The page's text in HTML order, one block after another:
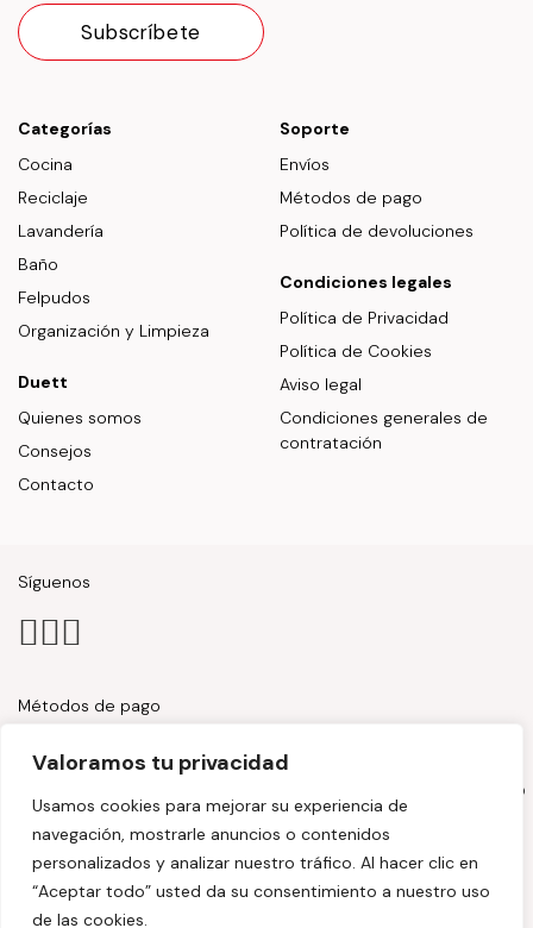
Valoramos tu privacidad
Usamos cookies para mejorar su experiencia de
navegación, mostrarle anuncios o contenidos
personalizados y analizar nuestro tráfico. Al hacer clic en
“Aceptar todo” usted da su consentimiento a nuestro uso
de las cookies.
Categorías
Cocina
Reciclaje
Lavandería
Baño
Felpudos
Organización y Limpieza
Duett
Quienes somos
Consejos
Contacto
Soporte
Envíos
Métodos de pago
Política de devoluciones
Condiciones legales
Política de Privacidad
Política de Cookies
Aviso legal
Condiciones generales de
contratación
Síguenos
Métodos de pago